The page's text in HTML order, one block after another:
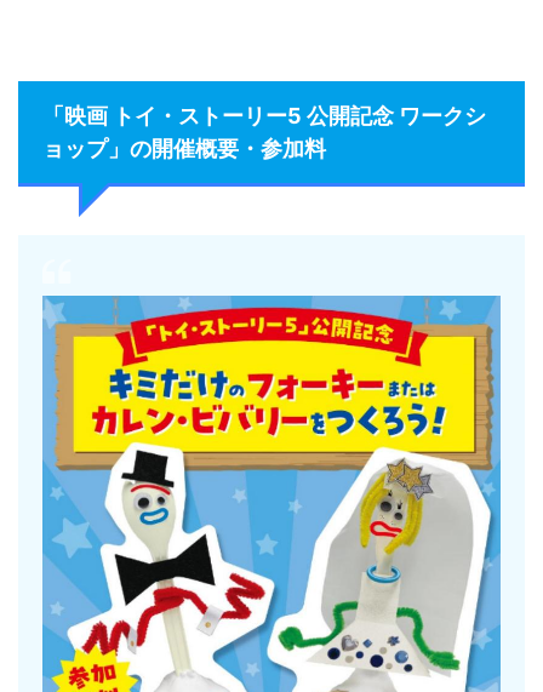
「映画 トイ・ストーリー5 公開記念 ワークシ
ョップ」の開催概要・参加料